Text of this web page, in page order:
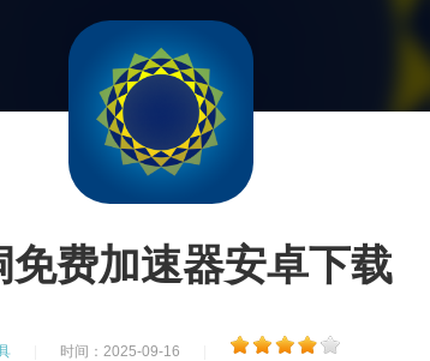
免费加速器安卓下载
时间：2025-09-16